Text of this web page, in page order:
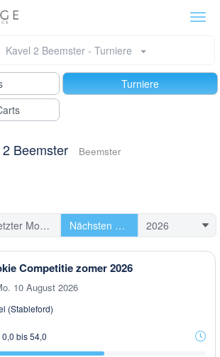
Kavel 2 Beemster - Turniere
Turniere
Beemster Beemster
Letzter Monat Nächsten Turniere
Competitie zomer 2026
10 August 2026
(Stableford)
0,0 bis 54,0